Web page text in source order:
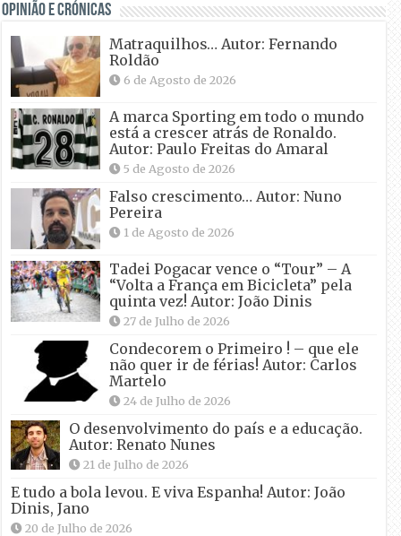
OPINIÃO E CRÓNICAS
Matraquilhos… Autor: Fernando
Roldão
6 de Agosto de 2026
A marca Sporting em todo o mundo
está a crescer atrás de Ronaldo.
Autor: Paulo Freitas do Amaral
5 de Agosto de 2026
Falso crescimento… Autor: Nuno
Pereira
1 de Agosto de 2026
Tadei Pogacar vence o “Tour” – A
“Volta a França em Bicicleta” pela
quinta vez! Autor: João Dinis
27 de Julho de 2026
Condecorem o Primeiro ! – que ele
não quer ir de férias! Autor: Carlos
Martelo
24 de Julho de 2026
O desenvolvimento do país e a educação.
Autor: Renato Nunes
21 de Julho de 2026
E tudo a bola levou. E viva Espanha! Autor: João
Dinis, Jano
20 de Julho de 2026